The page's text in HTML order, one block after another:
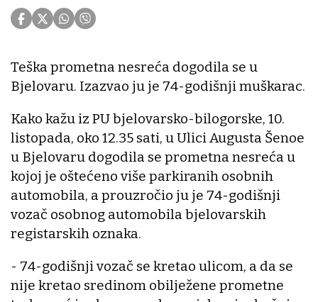
Teška prometna nesreća dogodila se u
Bjelovaru. Izazvao ju je 74-godišnji muškarac.
Kako kažu iz PU bjelovarsko-bilogorske, 10.
listopada, oko 12.35 sati, u Ulici Augusta Šenoe
u Bjelovaru dogodila se prometna nesreća u
kojoj je oštećeno više parkiranih osobnih
automobila, a prouzročio ju je 74-godišnji
vozač osobnog automobila bjelovarskih
registarskih oznaka.
- 74-godišnji vozač se kretao ulicom, a da se
nije kretao sredinom obilježene prometne